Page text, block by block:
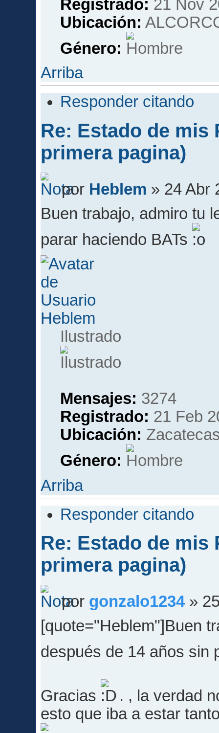
Registrado: 21 Nov
Ubicación:
Género:
Arriba
Responder citando
Re: Estado de mis
primera pagina)
por Heblem » 24 Abr
Buen trabajo, admiro tu
parar haciendo BATs
Heblem
Ilustrado
Mensajes: 3274
Registrado: 21 Feb
Ubicación:
Género:
Arriba
Responder citando
Re: Estado de mis
primera pagina)
por gonzalo1234»
[quote="Heblem"]Buen
después de 14 años sin
Gracias
. , la verdad
esto que iba a estar